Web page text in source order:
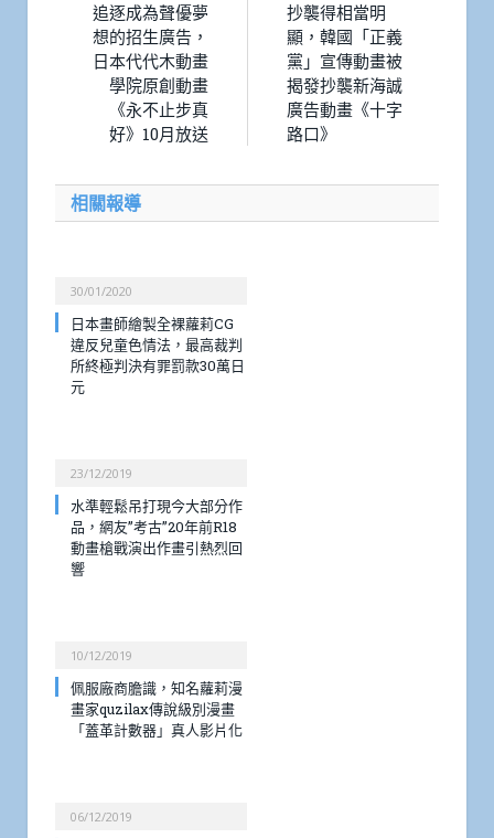
追逐成為聲優夢
想的招生廣告，
日本代代木動畫
學院原創動畫
《永不止步真
好》10月放送
抄襲得相當明
顯，韓國「正義
黨」宣傳動畫被
揭發抄襲新海誠
廣告動畫《十字
路口》
相關報導
30/01/2020
日本畫師繪製全裸蘿莉CG
違反兒童色情法，最高裁判
所終極判決有罪罰款30萬日
元
23/12/2019
水準輕鬆吊打現今大部分作
品，網友”考古”20年前R18
動畫槍戰演出作畫引熱烈回
響
10/12/2019
佩服廠商膽識，知名蘿莉漫
畫家quzilax傳說級別漫畫
「蓋革計數器」真人影片化
06/12/2019